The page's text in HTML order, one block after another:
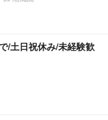
/土日祝休み/未経験歓